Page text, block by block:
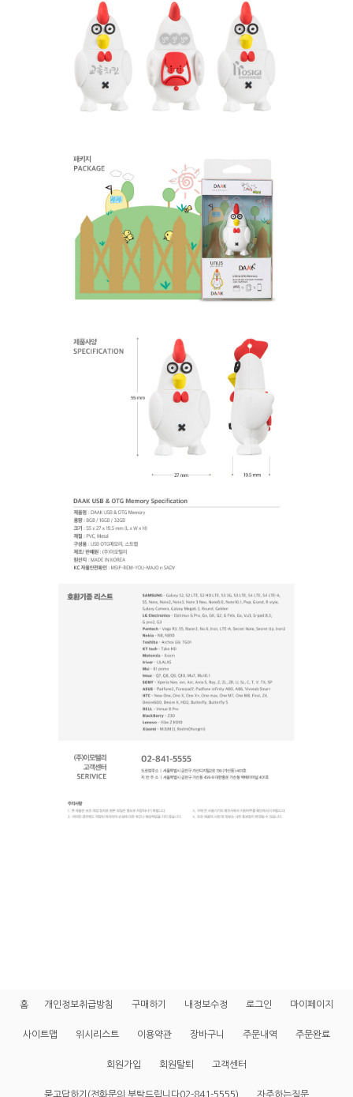
홈 개인정보취급방침 구매하기 내정보수정 로그인 마이페이지
사이트맵 위시리스트 이용약관 장바구니 주문내역 주문완료
회원가입 회원탈퇴 고객센터
묻고답하기(전화문의 부탁드립니다02-841-5555) 자주하는질문